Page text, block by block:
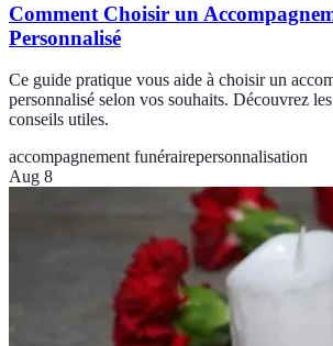
Comment Choisir un
Personnalisé
Ce guide pratique vous aide à choisir un
personnalisé selon vos souhaits. Découvrez
conseils utiles.
accompagnement funérairepersonnalisation
Aug 8